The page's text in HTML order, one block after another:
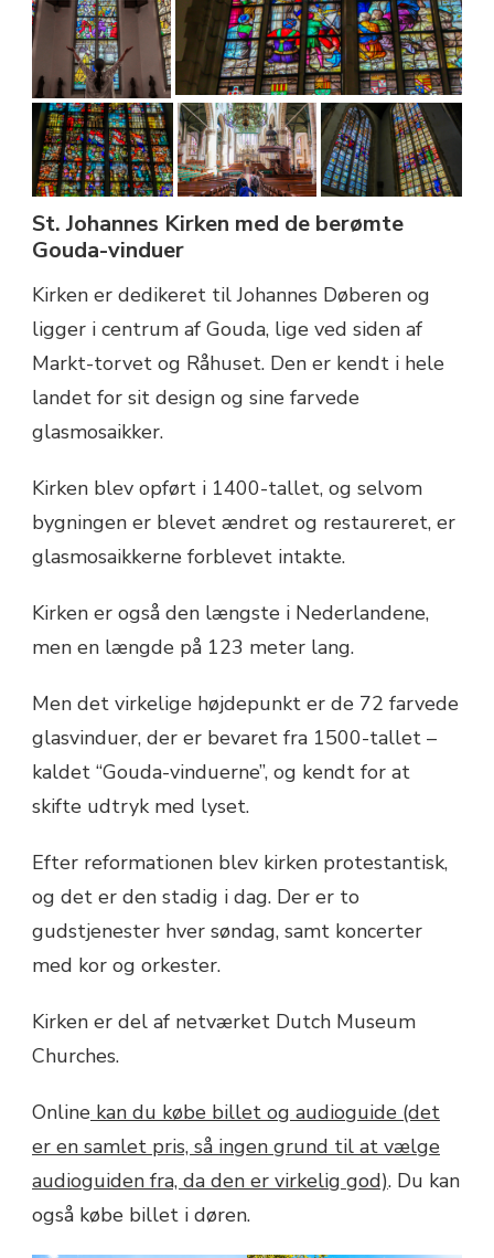
St. Johannes Kirken med de berømte
Gouda-vinduer
Kirken er dedikeret til Johannes Døberen og
ligger i centrum af Gouda, lige ved siden af
Markt-torvet og Råhuset. Den er kendt i hele
landet for sit design og sine farvede
glasmosaikker.
Kirken blev opført i 1400-tallet, og selvom
bygningen er blevet ændret og restaureret, er
glasmosaikkerne forblevet intakte.
Kirken er også den længste i Nederlandene,
men en længde på 123 meter lang.
Men det virkelige højdepunkt er de 72 farvede
glasvinduer, der er bevaret fra 1500-tallet –
kaldet “Gouda-vinduerne”, og kendt for at
skifte udtryk med lyset.
Efter reformationen blev kirken protestantisk,
og det er den stadig i dag. Der er to
gudstjenester hver søndag, samt koncerter
med kor og orkester.
Kirken er del af netværket Dutch Museum
Churches.
Online kan du købe billet og audioguide (det
er en samlet pris, så ingen grund til at vælge
audioguiden fra, da den er virkelig god). Du kan
også købe billet i døren.